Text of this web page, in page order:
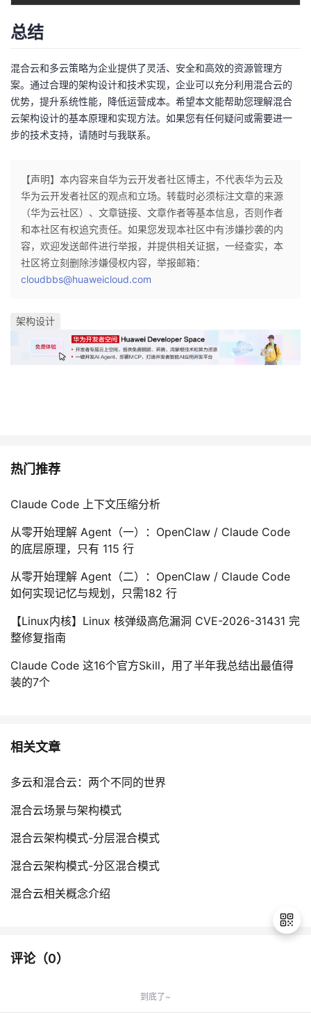
总结
混合云和多云策略为企业提供了灵活、安全和高效的资源管理方
案。通过合理的架构设计和技术实现，企业可以充分利用混合云的
优势，提升系统性能，降低运营成本。希望本文能帮助您理解混合
云架构设计的基本原理和实现方法。如果您有任何疑问或需要进一
步的技术支持，请随时与我联系。
【声明】本内容来自华为云开发者社区博主，不代表华为云及
华为云开发者社区的观点和立场。转载时必须标注文章的来源
（华为云社区）、文章链接、文章作者等基本信息，否则作者
和本社区有权追究责任。如果您发现本社区中有涉嫌抄袭的内
容，欢迎发送邮件进行举报，并提供相关证据，一经查实，本
社区将立刻删除涉嫌侵权内容，举报邮箱：
cloudbbs@huaweicloud.com
架构设计
热门推荐
Claude Code 上下文压缩分析
从零开始理解 Agent（一）：OpenClaw / Claude Code
的底层原理，只有 115 行
从零开始理解 Agent（二）：OpenClaw / Claude Code
如何实现记忆与规划，只需182 行
【Linux内核】Linux 核弹级高危漏洞 CVE-2026-31431 完
整修复指南
Claude Code 这16个官方Skill，用了半年我总结出最值得
装的7个
相关文章
多云和混合云：两个不同的世界
混合云场景与架构模式
混合云架构模式-分层混合模式
混合云架构模式-分区混合模式
混合云相关概念介绍
评论（0）
到底了~